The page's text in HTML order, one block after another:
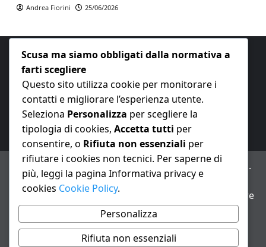
Andrea Fiorini 25/06/2026
E-mail:redazione@nuovaeconomia.it
ANNO XXIII – Testata giornalistica reg. Trib. Milano n.
487 del 20/9/2002 – Dir. resp. Andrea Fiorini
Avviso IA: alcuni articoli di questo sito possono essere
realizzati con il supporto di sistemi di intelligenza
artificiale con supervisione e verifica di un redattore
Informativa privacy e cookie
Scusa ma siamo obbligati dalla normativa a
farti scegliere
Questo sito utilizza cookie per monitorare i
contatti e migliorare l’esperienza utente.
Seleziona Personalizza per scegliere la
tipologia di cookies, Accetta tutti per
consentire, o Rifiuta non essenziali per
rifiutare i cookies non tecnici. Per saperne di
più, leggi la pagina Informativa privacy e
cookies Cookie Policy.
Personalizza
Rifiuta non essenziali